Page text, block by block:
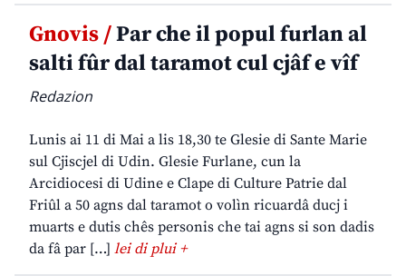
Gnovis /Par che il popul furlan al
salti fûr dal taramot cul cjâf e vîf
Redazion
Lunis ai 11 di Mai a lis 18,30 te Glesie di Sante Marie
sul Cjiscjel di Udin. Glesie Furlane, cun la
Arcidiocesi di Udine e Clape di Culture Patrie dal
Friûl a 50 agns dal taramot o volìn ricuardâ ducj i
muarts e dutis chês personis che tai agns si son dadis
da fâ par […] lei di plui +